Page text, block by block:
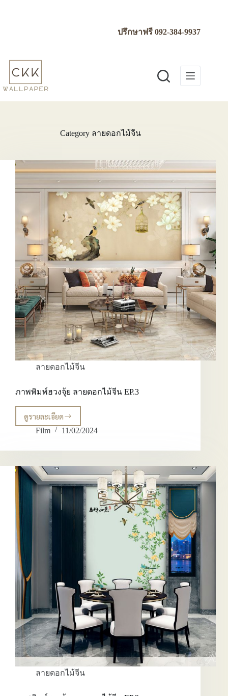
ปรึกษาฟรี092-384-9937
Categoryลายดอกไม้จีน
ลายดอกไม้จีน
ภาพพิมพ์ฮวงจุ้ย ลายดอกไม้จีน EP.3
ดูรายละเอียด
ภาพ
พิมพ์
วง
ลาย
ดอกไม้
จีน
EP.3
Film 11/02/2024
ลายดอกไม้จีน